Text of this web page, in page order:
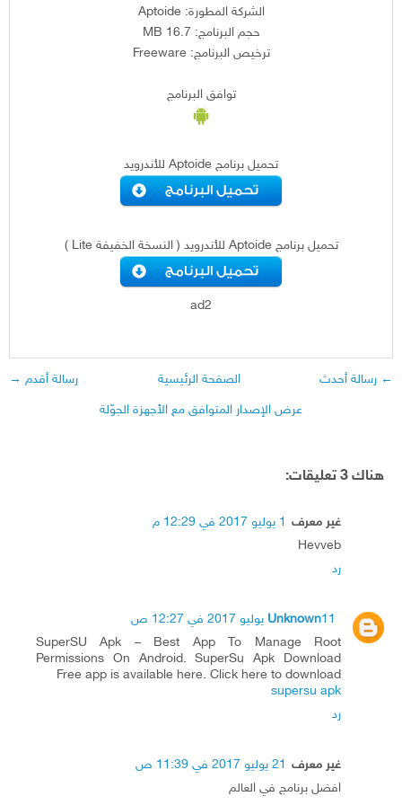
الشركة المطورة: Aptoide
حجم البرنامج: 16.7 MB
ترخيص البرنامج: Freeware
توافق البرنامج
تحميل برنامج Aptoide للأندرويد
تحميل برنامج Aptoide للأندرويد ( النسخة الخفيفة Lite )
ad2
← رسالة أحدث رسالة أقدم →
الصفحة الرئيسية
عرض الإصدار المتوافق مع الأجهزة الجوّلة
هناك 3 تعليقات:
غير معرف 1 يوليو 2017 في 12:29 م
Hevveb
رد
Unknown11 يوليو 2017 في 12:27 ص
SuperSU Apk – Best App To Manage Root
Permissions On Android. SuperSu Apk Download
Free app is available here. Click here to download
supersu apk
رد
غير معرف 21 يوليو 2017 في 11:39 ص
افضل برنامج في العالم